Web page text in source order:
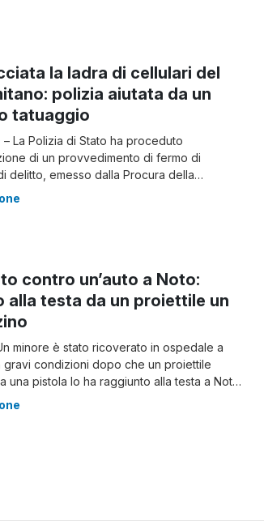
la ladra di cellulari del
polizia aiutata da un
tatuaggio
– La Polizia di Stato ha proceduto
di un provvedimento di fermo di
delitto, emesso dalla Procura della
di Palermo, nei confronti di una cittadina
contro un’auto a Noto:
alla testa da un proiettile un
minore è stato ricoverato in ospedale a
gravi condizioni dopo che un proiettile
una pistola lo ha raggiunto alla testa a Noto
Secondo una prima ricostruzione delle